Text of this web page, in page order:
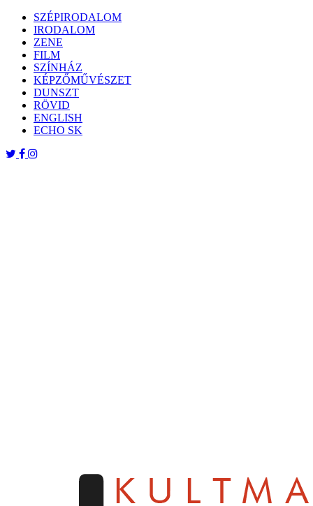
Skip
content
SZÉPIRODALOM
IRODALOM
ZENE
FILM
SZÍNHÁZ
KÉPZŐMŰVÉSZET
DUNSZT
RÖVID
ENGLISH
ECHO SK